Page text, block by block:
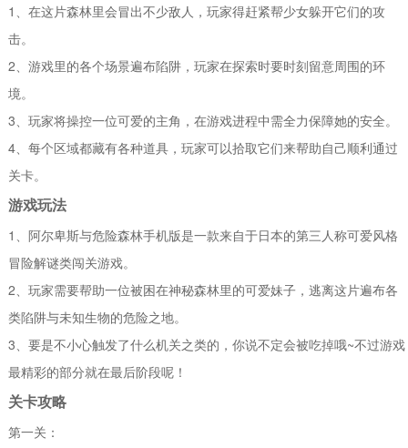
1、在这片森林里会冒出不少敌人，玩家得赶紧帮少女躲开它们的攻
击。
2、游戏里的各个场景遍布陷阱，玩家在探索时要时刻留意周围的环
境。
3、玩家将操控一位可爱的主角，在游戏进程中需全力保障她的安全。
4、每个区域都藏有各种道具，玩家可以拾取它们来帮助自己顺利通过
关卡。
游戏玩法
1、阿尔卑斯与危险森林手机版是一款来自于日本的第三人称可爱风格
冒险解谜类闯关游戏。
2、玩家需要帮助一位被困在神秘森林里的可爱妹子，逃离这片遍布各
类陷阱与未知生物的危险之地。
3、要是不小心触发了什么机关之类的，你说不定会被吃掉哦~不过游戏
最精彩的部分就在最后阶段呢！
关卡攻略
第一关：